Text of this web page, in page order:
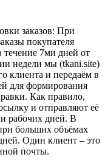
заказов: При
покупателя
течение 7ми дней от
недели мы (tkani.site)
клиента и передаём в
для формирования
Как правило,
и отправляют её
рабочих дней. В
больших объёмах
Один клиент – это
почты.